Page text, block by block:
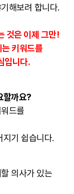
해보려 합니다.
것은 이제 그만!
키워드를
입니다.
할까요?
드를
기 쉽습니다.
의사가 있는